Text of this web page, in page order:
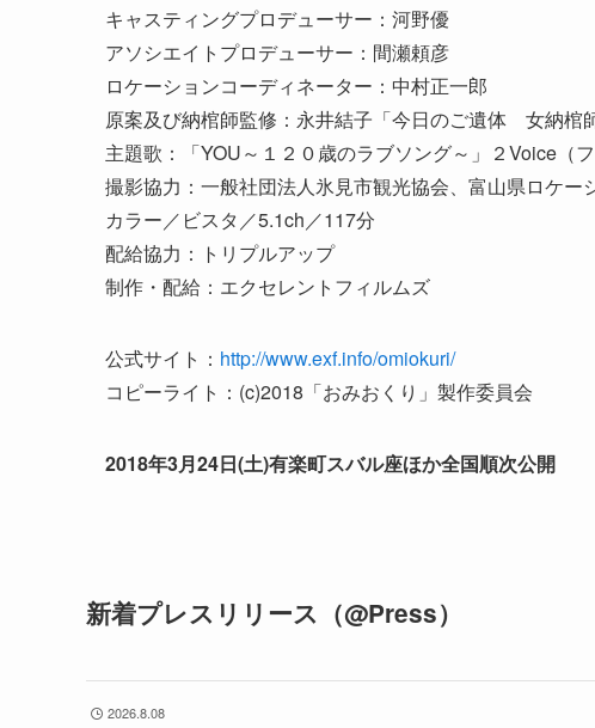
キャスティングプロデューサー：河野優
アソシエイトプロデューサー：間瀬頼彦
ロケーションコーディネーター：中村正一郎
原案及び納棺師監修：永井結子「今日のご遺体 女納棺
主題歌：「YOU～１２０歳のラブソング～」２Voice（
撮影協力：一般社団法人氷見市観光協会、富山県ロケ
カラー／ビスタ／5.1ch／117分
配給協力：トリプルアップ
制作・配給：エクセレントフィルムズ
公式サイト： http://www.exf.info/omiokuri/
コピーライト：(c)2018「おみおくり」製作委員会
2018年3月24日(土)有楽町スバル座ほか全国順次公開
新着プレスリリース（@Press）
2026.8.08